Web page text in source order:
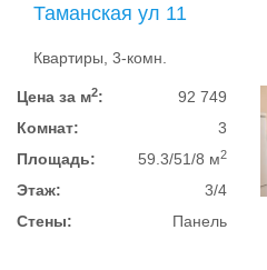
Таманская ул 11
Квартиры, 3-комн.
Цена за м2:
92 749
Комнат:
3
Площадь:
59.3/51/8 м2
Этаж:
3/4
Стены:
Панель